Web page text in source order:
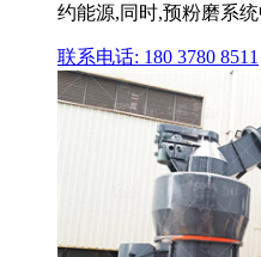
约能源,同时,预粉磨系
联系电话: 180 3780 8511